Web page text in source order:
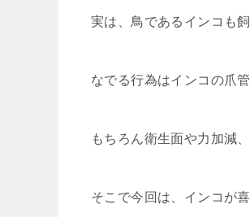
実は、鳥であるインコも
なでる行為はインコの爪
もちろん衛生面や力加減
そこで今回は、インコが